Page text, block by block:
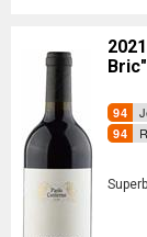
Bric"